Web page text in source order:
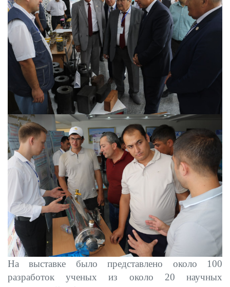
На выставке было представлено около 100
разработок ученых из около 20 научных